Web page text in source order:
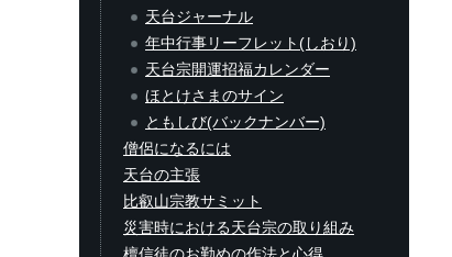
天台ジャーナル
年中行事リーフレット(しおり)
天台宗開運招福カレンダー
ほとけさまのサイン
ともしび(バックナンバー)
僧侶になるには
天台の主張
比叡山宗教サミット
災害時における天台宗の取り組み